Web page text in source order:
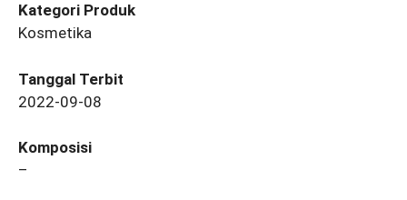
Kategori Produk
Kosmetika
Tanggal Terbit
2022-09-08
Komposisi
–